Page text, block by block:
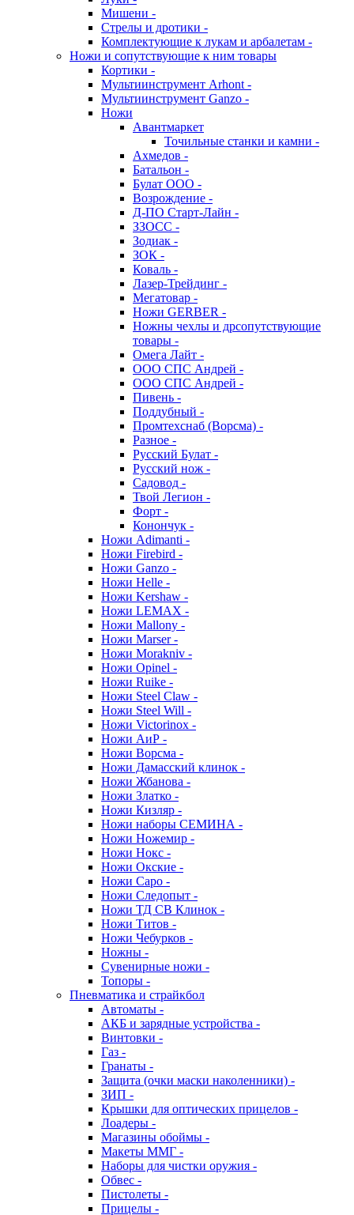
Мишени -
Стрелы и дротики -
Комплектующие к лукам и арбалетам -
Ножи и сопутствующие к ним товары
Кортики -
Мультиинструмент Arhont -
Мультиинструмент Ganzo -
Ножи
Авантмаркет
Точильные станки и камни -
Ахмедов -
Батальон -
Булат ООО -
Возрождение -
Д-ПО Старт-Лайн -
ЗЗОСС -
Зодиак -
ЗОК -
Коваль -
Лазер-Трейдинг -
Мегатовар -
Ножи GERBER -
Ножны чехлы и дрсопутствующие
товары -
Омега Лайт -
ООО СПС Андрей -
ООО СПС Андрей -
Пивень -
Поддубный -
Промтехснаб (Ворсма) -
Разное -
Русский Булат -
Русский нож -
Садовод -
Твой Легион -
Форт -
Конончук -
Ножи Adimanti -
Ножи Firebird -
Ножи Ganzo -
Ножи Helle -
Ножи Kershaw -
Ножи LEMAX -
Ножи Mallony -
Ножи Marser -
Ножи Morakniv -
Ножи Opinel -
Ножи Ruike -
Ножи Steel Claw -
Ножи Steel Will -
Ножи Victorinox -
Ножи АиР -
Ножи Ворсма -
Ножи Дамасский клинок -
Ножи Жбанова -
Ножи Златко -
Ножи Кизляр -
Ножи наборы СЕМИНА -
Ножи Ножемир -
Ножи Нокс -
Ножи Окские -
Ножи Саро -
Ножи Следопыт -
Ножи ТД СВ Клинок -
Ножи Титов -
Ножи Чебурков -
Ножны -
Сувенирные ножи -
Топоры -
Пневматика и страйкбол
Автоматы -
АКБ и зарядные устройства -
Винтовки -
Газ -
Гранаты -
Защита (очки маски наколенники) -
ЗИП -
Крышки для оптических прицелов -
Лоадеры -
Магазины обоймы -
Макеты ММГ -
Наборы для чистки оружия -
Обвес -
Пистолеты -
Прицелы -